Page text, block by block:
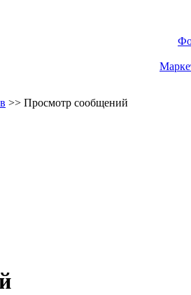
>> Просмотр сообщений